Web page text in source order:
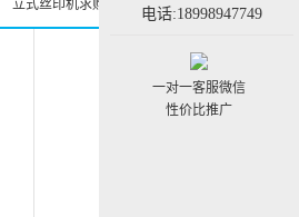
立式丝印机求购信息 立式丝印机黄页
电话:18998947749
一对一客服微信
性价比推广